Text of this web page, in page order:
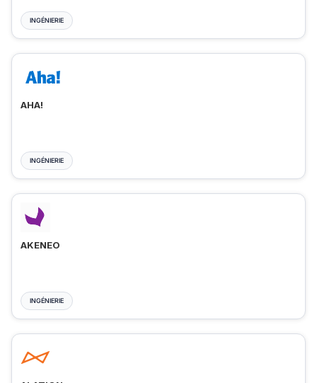
INGÉNIERIE
AHA!
INGÉNIERIE
AKENEO
INGÉNIERIE